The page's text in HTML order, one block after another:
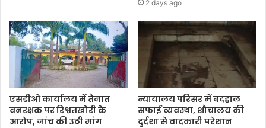
2 days ago
एसडीओ कार्यालय में तैनात
वनरक्षक पर रिश्वतखोरी के
आरोप, जांच की उठी मांग
न्यायालय परिसर में बदहाल
सफाई व्यवस्था, शौचालय की
दुर्दशा से वादकारी परेशान